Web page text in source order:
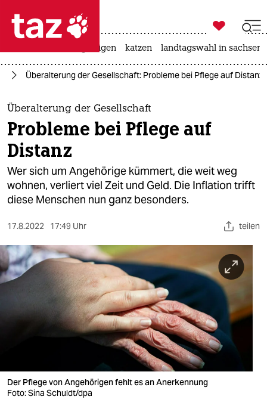
 taz zahl ich
taz zahl ich
themen
politik
öko
gesellschaft
sport
berlin
nord
wahrheit
verlag
veranstaltungen

taz zahl ich
bergsteigen katzen landtagswahl in
Überalterung der Gesellschaft: Probleme bei Pflege auf Distanz
Überalterung der Gesellschaft
Probleme bei Pflege auf
Distanz
Wer sich um Angehörige kümmert, die weit weg
wohnen, verliert viel Zeit und Geld. Die Inflation trifft
diese Menschen nun ganz besonders.
17.8.2022 17:49 Uhr teilen
Der Pflege von Angehörigen fehlt es an Anerkennung
Foto: Sina Schuldt/dpa